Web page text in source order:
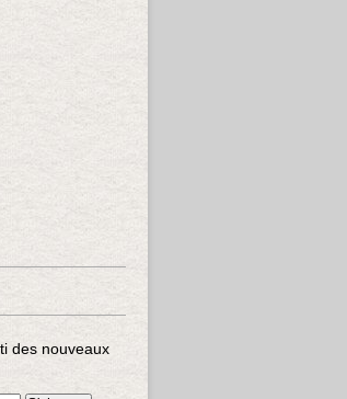
des nouveaux